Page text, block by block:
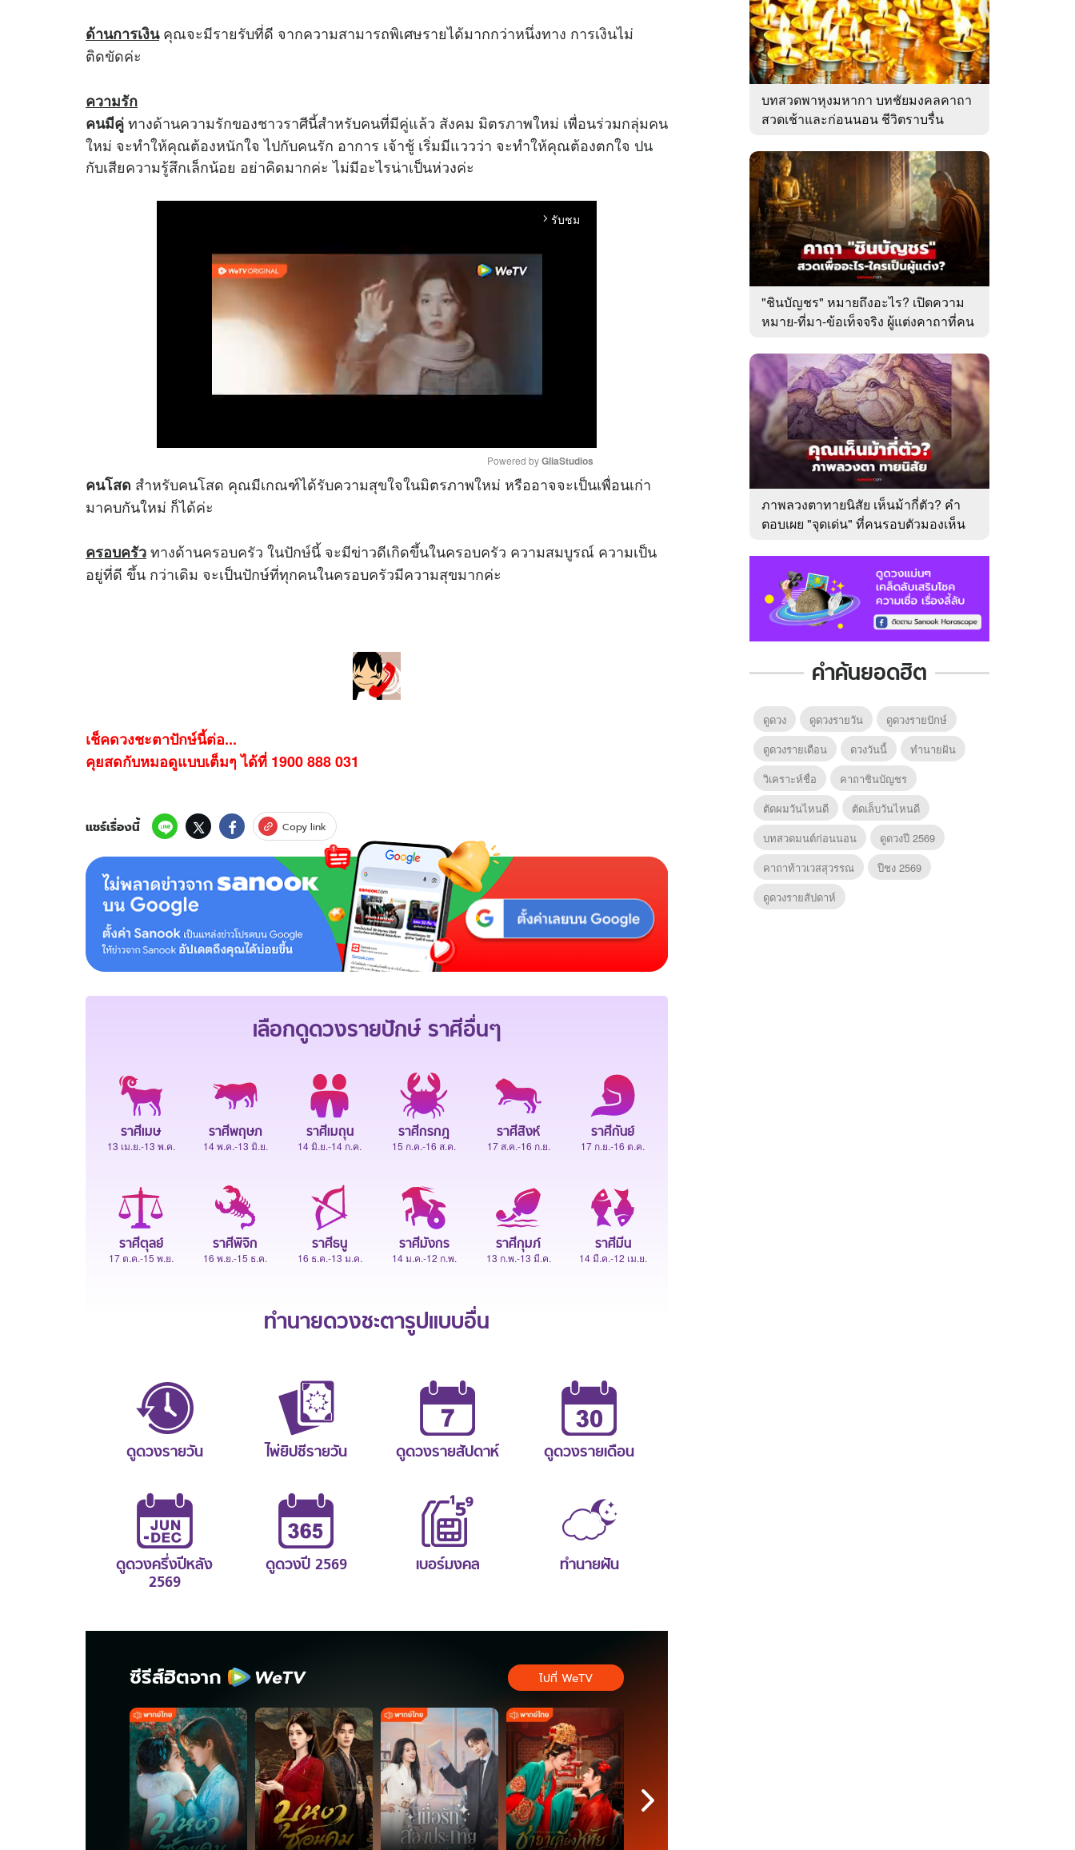
ด้านการเงินคุณจะมีรายรับที่ดี จากความสามารถพิเศษรายได้มากกว่าหนึ่งทาง การเงินไม่
ติดขัดค่ะ
ความรัก
คนมีคู่ทางด้านความรักของชาวราศีนี้สำหรับคนที่มีคู่แล้ว สังคม มิตรภาพใหม่ เพื่อนร่วมกลุ่มคน
ใหม่ จะทำให้คุณต้องหนักใจ ไปกับคนรัก อาการ เจ้าชู้ เริ่มมีแววว่า จะทำให้คุณต้องตกใจ ปน
กับเสียความรู้สึกเล็กน้อย อย่าคิดมากค่ะ ไม่มีอะไรน่าเป็นห่วงค่ะ
arrow_forward_ios รับชม
t
Powered by GliaStudios
คนโสด สำหรับคนโสด คุณมีเกณฑ์ได้รับความสุขใจในมิตรภาพใหม่ หรืออาจจะเป็นเพื่อนเก่า
มาคบกันใหม่ ก็ได้ค่ะ
ครอบครัวทางด้านครอบครัว ในปักษ์นี้ จะมีข่าวดีเกิดขึ้นในครอบครัว ความสมบูรณ์ ความเป็น
อยู่ที่ดี ขึ้น กว่าเดิม จะเป็นปักษ์ที่ทุกคนในครอบครัวมีความสุขมากค่ะ
เช็คดวงชะตาปักษ์นี้ต่อ...
คุยสดกับหมอดูแบบเต็มๆ ได้ที่ 1900 888 031
แชร์เรื่องนี้ Copy link
เลือกดูดวงรายปักษ์ราศีอื่นๆ
ราศีเมษ
13 เม.ย.-13 พ.ค.
ราศีพฤษภ
14 พ.ค.-13 มิ.ย.
ราศีเมถุน
14 มิ.ย.-14 ก.ค.
ราศีกรกฎ
15 ก.ค.-16 ส.ค.
ราศีสิงห์
17 ส.ค.-16 ก.ย.
ราศีกันย์
17 ก.ย.-16 ต.ค.
ราศีตุลย์
17 ต.ค.-15 พ.ย.
ราศีพิจิก
16 พ.ย.-15 ธ.ค.
ราศีธนู
16 ธ.ค.-13 ม.ค.
ราศีมังกร
14 ม.ค.-12 ก.พ.
ราศีกุมภ์
13 ก.พ.-13 มี.ค.
ราศีมีน
14 มี.ค.-12 เม.ย.
ทำนายดวงชะตารูปแบบอื่น
ดูดวงรายวัน ไพ่ยิปซีรายวัน ดูดวงรายสัปดาห์ ดูดวงรายเดือน
ดูดวงครึ่งปีหลัง
2569
ดูดวงปี 2569 เบอร์มงคล ทำนายฝัน
ซีรีส์ฮิตจาก ไปที่ WeTV
บทสวดพาหุงมหากา บทชัยมงคลคาถา
สวดเช้าและก่อนนอน ชีวิตราบรื่น
"ชินบัญชร" หมายถึงอะไร? เปิดความ
หมาย-ที่มา-ข้อเท็จจริง ผู้แต่งคาถาที่คน
ภาพลวงตาทายนิสัย เห็นม้ากี่ตัว? คำ
ตอบเผย "จุดเด่น" ที่คนรอบตัวมองเห็น
คำค้นยอดฮิต
ดูดวง ดูดวงรายวัน
ดูดวงรายปักษ์
ดูดวงรายเดือน
ดวงวันนี้
ทํานายฝัน
วิเคราะห์ชื่อ
คาถาชินบัญชร
ตัดผมวันไหนดี
ตัดเล็บวันไหนดี
บทสวดมนต์ก่อนนอน
ดูดวงปี 2569
คาถาท้าวเวสสุวรรณ
ปีชง 2569
ดูดวงรายสัปดาห์